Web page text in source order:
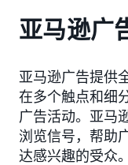
亚马逊广
亚马逊广告提供
在多个触点和细
广告活动。亚马
浏览信号，帮助
达感兴趣的受众